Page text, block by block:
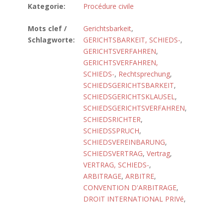
Kategorie:
Procédure civile
Mots clef /
Schlagworte:
Gerichtsbarkeit,
GERICHTSBARKEIT, SCHIEDS-,
GERICHTSVERFAHREN,
GERICHTSVERFAHREN,
SCHIEDS-, Rechtsprechung,
SCHIEDSGERICHTSBARKEIT,
SCHIEDSGERICHTSKLAUSEL,
SCHIEDSGERICHTSVERFAHREN,
SCHIEDSRICHTER,
SCHIEDSSPRUCH,
SCHIEDSVEREINBARUNG,
SCHIEDSVERTRAG, Vertrag,
VERTRAG, SCHIEDS-,
ARBITRAGE, ARBITRE,
CONVENTION D'ARBITRAGE,
DROIT INTERNATIONAL PRIVé,